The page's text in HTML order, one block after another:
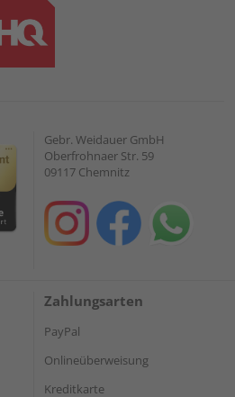
Gebr. Weidauer GmbH
Oberfrohnaer Str. 59
09117 Chemnitz
Zahlungsarten
PayPal
Onlineüberweisung
Kreditkarte